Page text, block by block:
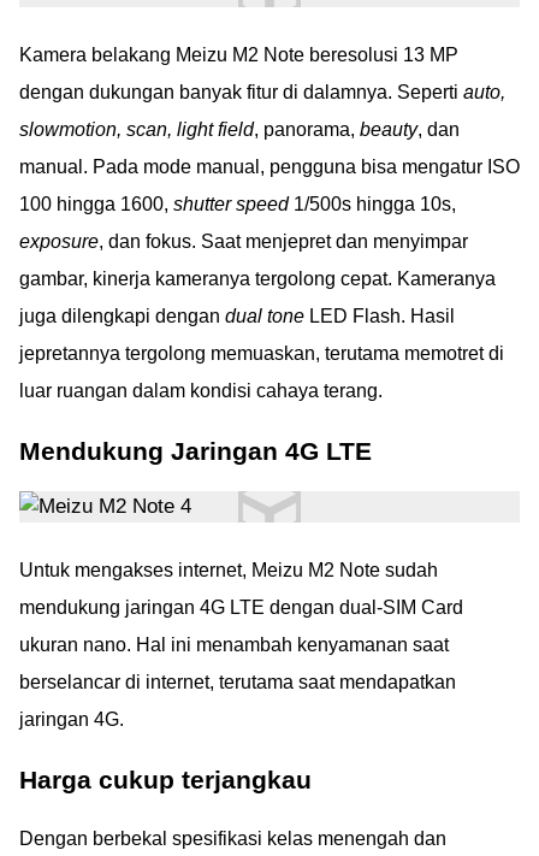
Kamera belakang Meizu M2 Note beresolusi 13 MP
dengan dukungan banyak fitur di dalamnya. Seperti auto,
slowmotion, scan, light field, panorama, beauty, dan
manual. Pada mode manual, pengguna bisa mengatur ISO
100 hingga 1600, shutter speed1/500s hingga 10s,
exposure, dan fokus. Saat menjepret dan menyimpar
gambar, kinerja kameranya tergolong cepat. Kameranya
juga dilengkapi dengan dual tone LED Flash. Hasil
jepretannya tergolong memuaskan, terutama memotret di
luar ruangan dalam kondisi cahaya terang.
Mendukung Jaringan 4G LTE
Untuk mengakses internet, Meizu M2 Note sudah
mendukung jaringan 4G LTE dengan dual-SIM Card
ukuran nano. Hal ini menambah kenyamanan saat
berselancar di internet, terutama saat mendapatkan
jaringan 4G.
Harga cukup terjangkau
Dengan berbekal spesifikasi kelas menengah dan